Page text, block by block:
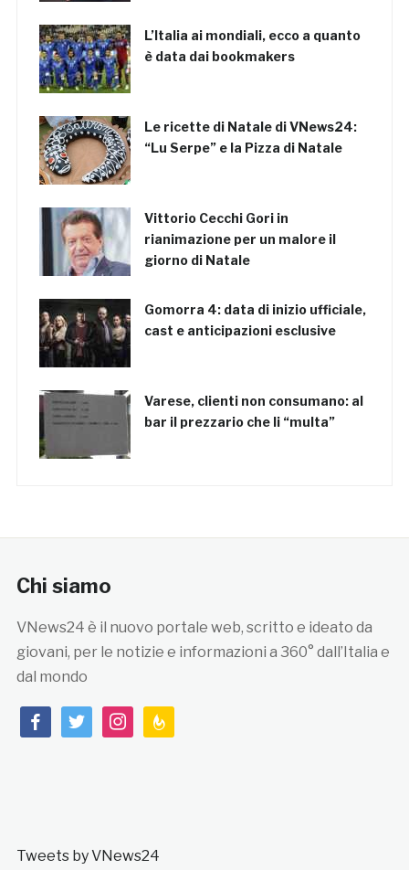
L’Italia ai mondiali, ecco a quanto
è data dai bookmakers
Le ricette di Natale di VNews24:
“Lu Serpe” e la Pizza di Natale
Vittorio Cecchi Gori in
rianimazione per un malore il
giorno di Natale
Gomorra 4: data di inizio ufficiale,
cast e anticipazioni esclusive
Varese, clienti non consumano: al
bar il prezzario che li “multa”
Chi siamo
VNews24 è il nuovo portale web, scritto e ideato da
giovani, per le notizie e informazioni a 360° dall’Italia e
dal mondo
facebooktwitterinstagramfeedburner
Tweets by VNews24